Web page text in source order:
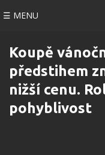
☰ MENU
Koupě
předstihem
nižší cenu.
pohyblivost